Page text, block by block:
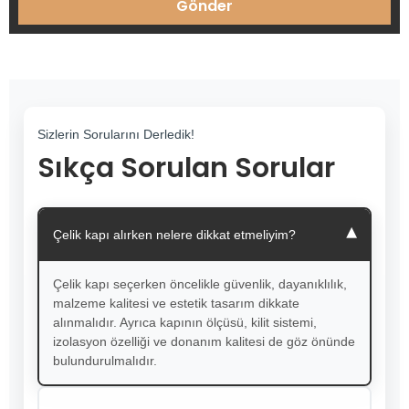
Gönder
Sizlerin Sorularını Derledik!
Sıkça Sorulan Sorular
Çelik kapı alırken nelere dikkat etmeliyim? ▾
Çelik kapı seçerken öncelikle güvenlik, dayanıklılık,
malzeme kalitesi ve estetik tasarım dikkate
alınmalıdır. Ayrıca kapının ölçüsü, kilit sistemi,
izolasyon özelliği ve donanım kalitesi de göz önünde
bulundurulmalıdır.